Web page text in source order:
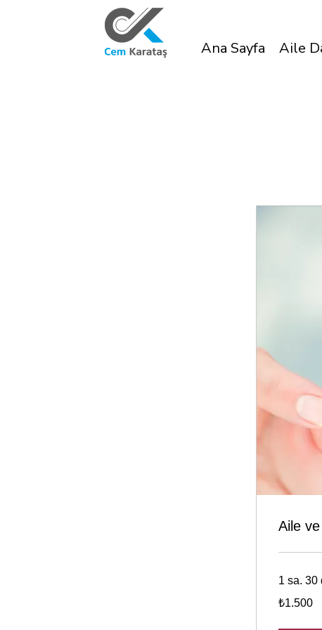
Ana Sayfa Aile
Aile ve
1 sa. 30
₺1.500
Türk
₺1.500